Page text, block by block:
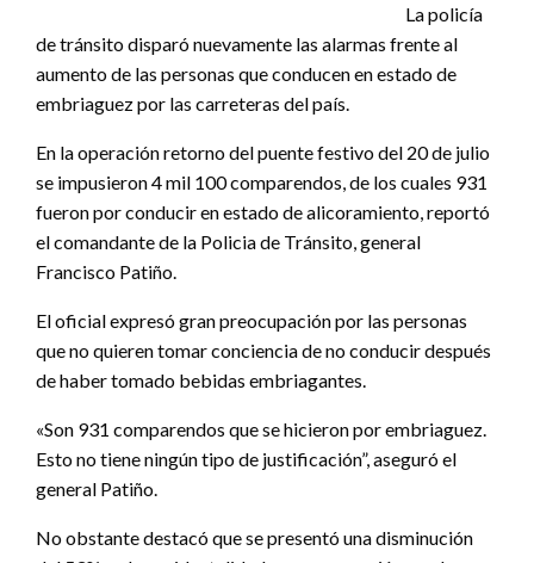
La policía
de tránsito disparó nuevamente las alarmas frente al
aumento de las personas que conducen en estado de
embriaguez por las carreteras del país.
En la operación retorno del puente festivo del 20 de julio
se impusieron 4 mil 100 comparendos, de los cuales 931
fueron por conducir en estado de alicoramiento, reportó
el comandante de la Policia de Tránsito, general
Francisco Patiño.
El oficial expresó gran preocupación por las personas
que no quieren tomar conciencia de no conducir después
de haber tomado bebidas embriagantes.
«Son 931 comparendos que se hicieron por embriaguez.
Esto no tiene ningún tipo de justificación”, aseguró el
general Patiño.
No obstante destacó que se presentó una disminución